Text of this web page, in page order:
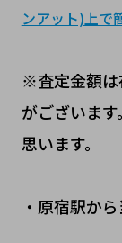
ンアット)上で
※査定金額は
がございま
思います。
・原宿駅から